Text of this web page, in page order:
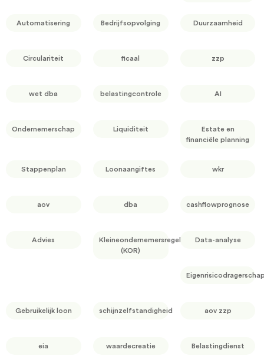
Automatisering Bedrijfsopvolging Duurzaamheid
Circulariteit ficaal zzp
wet dba belastingcontrole AI
Ondernemerschap Liquiditeit
Estate en
financiële planning
Stappenplan Loonaangiftes wkr
aov dba cashflowprognose
Advies
Kleineondernemersregeling
(KOR)
Data-analyse
Gebruikelijk loon schijnzelfstandigheid aov zzp
eia waardecreatie Belastingdienst